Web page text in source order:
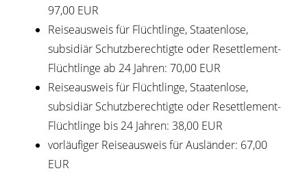
97,00 EUR
Reiseausweis für Flüchtlinge, Staatenlose,
subsidiär Schutzberechtigte oder Resettlement-
Flüchtlinge ab 24 Jahren: 70,00 EUR
Reiseausweis für Flüchtlinge, Staatenlose,
subsidiär Schutzberechtigte oder Resettlement-
Flüchtlinge bis 24 Jahren: 38,00 EUR
vorläufiger Reiseausweis für Ausländer: 67,00
EUR